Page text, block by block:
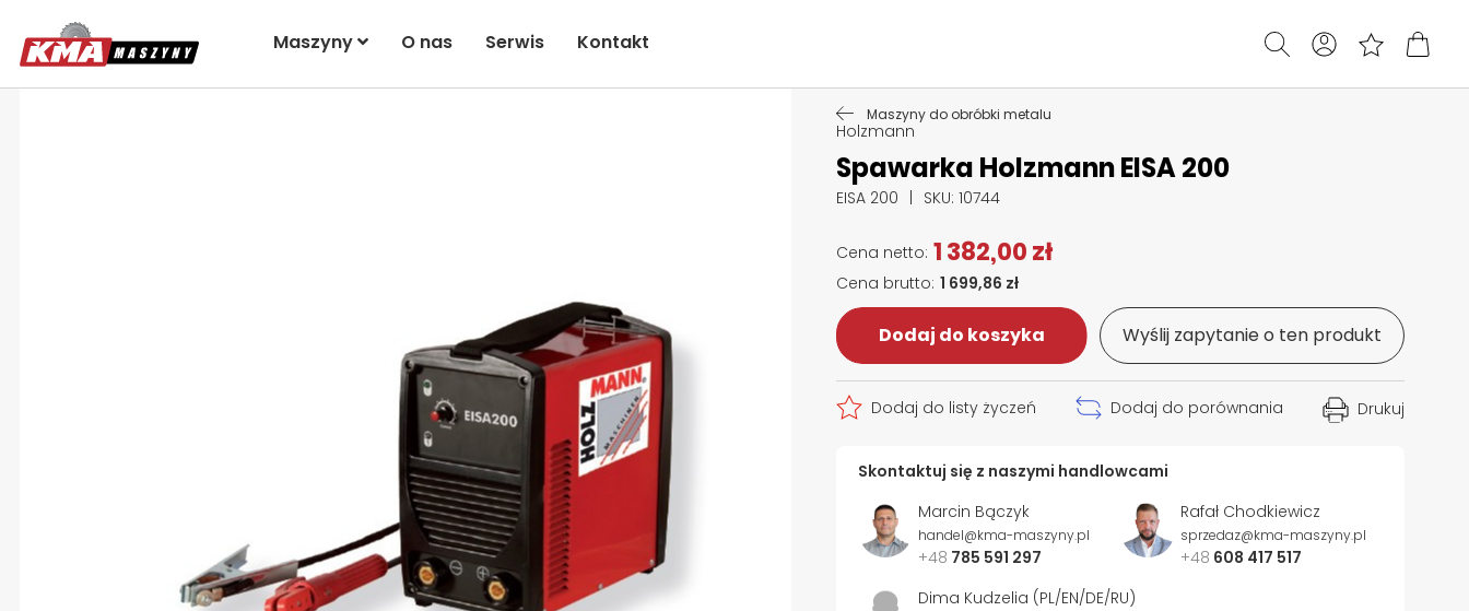
Maszyny O nas Serwis Kontakt
EISA 200 SKU: 10744
Maszyny do obróbki metalu
Spawarka Holzmann EISA 200
1 699,86 zł
1 382,00 zł
Holzmann
Dodaj do koszyka Wyślij zapytanie o ten produkt
Dodaj do listy życzeń Dodaj do porównania Drukuj
Skontaktuj się z naszymi handlowcami
Marcin Bączyk
handel@kma-maszyny.pl
+48 785 591 297
Rafał Chodkiewicz
sprzedaz@kma-maszyny.pl
+48 608 417 517
Dima Kudzelia (PL/EN/DE/RU)